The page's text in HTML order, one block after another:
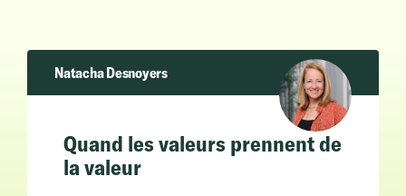
Natacha Desnoyers
Quand les valeurs prennent de
la valeur